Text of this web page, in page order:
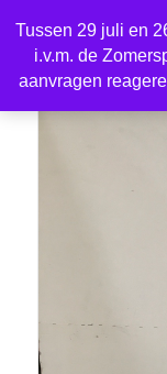
Tussen 29 juli en
i.v.m. de
aanvragen
Home/Sport en spel